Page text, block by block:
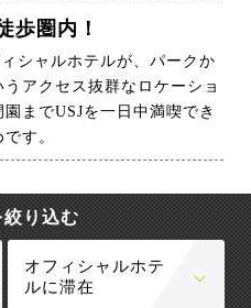
歩圏内！
シャルホテルが、パークか
うアクセス抜群なロケーショ
までUSJを一日中満喫でき
す。
り込む
オフィシャルホテ
ルに滞在